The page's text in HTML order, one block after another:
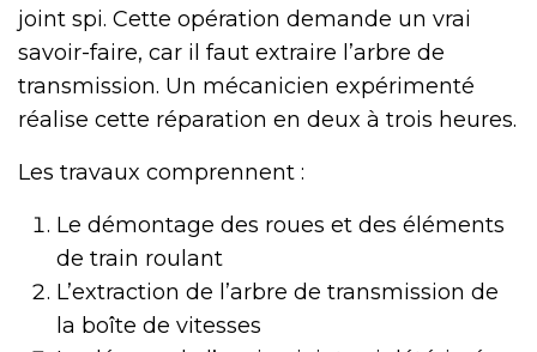
joint spi. Cette opération demande un vrai
savoir-faire, car il faut extraire l’arbre de
transmission. Un mécanicien expérimenté
réalise cette réparation en deux à trois heures.
Les travaux comprennent :
Le démontage des roues et des éléments
de train roulant
L’extraction de l’arbre de transmission de
la boîte de vitesses